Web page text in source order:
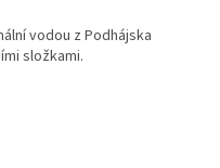
vodou z Podhájska
složkami.